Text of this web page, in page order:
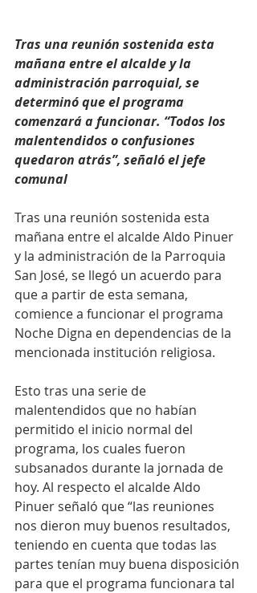
Tras una reunión sostenida esta
mañana entre el alcalde y la
administración parroquial, se
determinó que el programa
comenzará a funcionar. “Todos los
malentendidos o confusiones
quedaron atrás”, señaló el jefe
comunal
Tras una reunión sostenida esta
mañana entre el alcalde Aldo Pinuer
y la administración de la Parroquia
San José, se llegó un acuerdo para
que a partir de esta semana,
comience a funcionar el programa
Noche Digna en dependencias de la
mencionada institución religiosa.
Esto tras una serie de
malentendidos que no habían
permitido el inicio normal del
programa, los cuales fueron
subsanados durante la jornada de
hoy. Al respecto el alcalde Aldo
Pinuer señaló que “las reuniones
nos dieron muy buenos resultados,
teniendo en cuenta que todas las
partes tenían muy buena disposición
para que el programa funcionara tal